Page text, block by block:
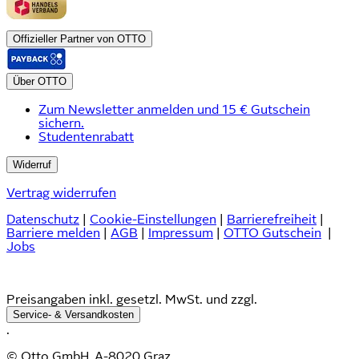
Offizieller Partner von OTTO
Über OTTO
Zum Newsletter anmelden und 15 € Gutschein
sichern.
Studentenrabatt
Widerruf
Vertrag widerrufen
Datenschutz
Cookie-Einstellungen Barrierefreiheit
Barriere melden
AGB Impressum OTTO Gutschein
Jobs
Preisangaben inkl. gesetzl. MwSt. und zzgl.
Service- & Versandkosten
.
© Otto GmbH, A-8020 Graz